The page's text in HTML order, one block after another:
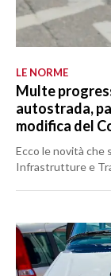
LE NORME
Multe
autostrada,
modifica del
Ecco le novità che
Infrastrutture e